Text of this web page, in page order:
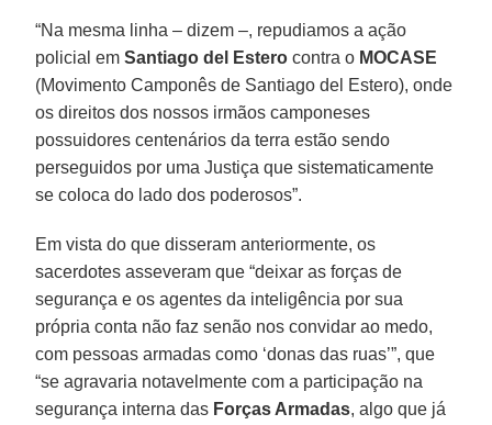
“Na mesma linha – dizem –, repudiamos a ação
policial emSantiago del Estero contra o MOCASE
(Movimento Camponês de Santiago del Estero), onde
os direitos dos nossos irmãos camponeses
possuidores centenários da terra estão sendo
perseguidos por uma Justiça que sistematicamente
se coloca do lado dos poderosos”.
Em vista do que disseram anteriormente, os
sacerdotes asseveram que “deixar as forças de
segurança e os agentes da inteligência por sua
própria conta não faz senão nos convidar ao medo,
com pessoas armadas como ‘donas das ruas’”, que
“se agravaria notavelmente com a participação na
segurança interna das Forças Armadas, algo que já